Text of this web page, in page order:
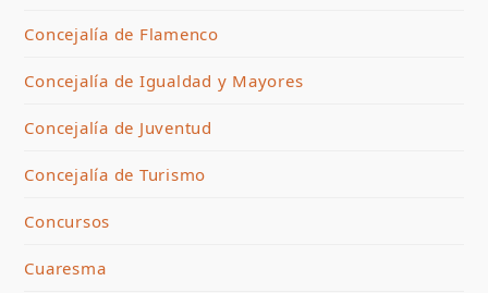
Concejalía de Flamenco
Concejalía de Igualdad y Mayores
Concejalía de Juventud
Concejalía de Turismo
Concursos
Cuaresma